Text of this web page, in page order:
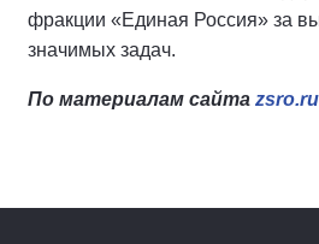
фракции «Единая Россия» за
значимых задач.
По материалам сайта zsro.ru